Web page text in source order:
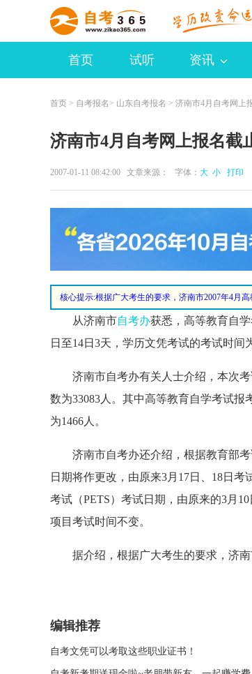
首页 试听 资讯
首页 > 自考报名 > 山东自考报名 > 济南市4月自考网上
济南市4月自考网上报名截
2007-01-11 08:42:00 文章来源： 字体： 大 小 打印
核心提示:根据广大考生的要求，济南市2007年4月
从济南市自考办获悉，高等教育自
日至14日3天，学历文凭考试的考试时间
济南市自考办有关人士介绍，本次考
数为33083人。其中高等教育自学考试报
为1466人。
济南市自考办还介绍，根据教育部考
日期将作更改，由原来3月17日、18日
考试（PETS）考试日期，由原来的3月
项目考试时间不变。
据介绍，根据广大考生的要求，济南
编辑推荐
自考文凭可以考取这些职业证书！